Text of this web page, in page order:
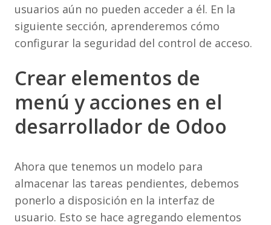
usuarios aún no pueden acceder a él. En la
siguiente sección, aprenderemos cómo
configurar la seguridad del control de acceso.
Crear elementos de
menú y acciones en el
desarrollador de Odoo
Ahora que tenemos un modelo para
almacenar las tareas pendientes, debemos
ponerlo a disposición en la interfaz de
usuario. Esto se hace agregando elementos